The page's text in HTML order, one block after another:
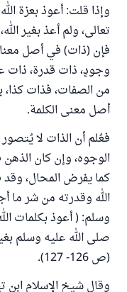
وإذا قلت: أعوذ بعزة
تعالى، ولم أعذ بغير
فإن (ذات) في أصل
وجودٍ، ذات قدرة، ذات
من الصفات، فذات كذا،
أصل معنى الكلمة.
فعُلم أن الذات لا
الوجوه، وإن كان
كما يفرض المحال،
الله وقدرته من شر ما
وسلم: ( أعوذ بكلمات
صلى الله عليه وسلم
(ص 126- 127).
وقال شيخ الإسلام ابن